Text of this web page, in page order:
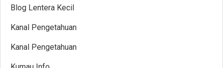
Blog Lentera Kecil
Kanal Pengetahuan
Kanal Pengetahuan